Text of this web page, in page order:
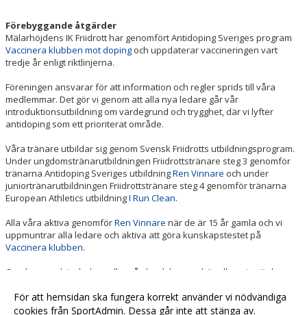
Förebyggande åtgärder
Mälarhöjdens IK Friidrott har genomfört Antidoping Sveriges program
Vaccinera klubben mot doping och uppdaterar vaccineringen vart
tredje år enligt riktlinjerna.
Föreningen ansvarar för att information och regler sprids till våra
medlemmar. Det gör vi genom att alla nya ledare går vår
introduktionsutbildning om värdegrund och trygghet, där vi lyfter
antidoping som ett prioriterat område.
Våra tränare utbildar sig genom Svensk Friidrotts utbildningsprogram.
Under ungdomstränarutbildningen Friidrottstränare steg 3 genomför
tränarna Antidoping Sveriges utbildningRen Vinnare och under
juniortränarutbildningen Friidrottstränare steg 4 genomför tränarna
European Athletics utbildningI Run Clean.
Alla våra aktiva genomförRen Vinnare när de är 15 år gamla och vi
uppmuntrar alla ledare och aktiva att göra kunskapstestet på
Vaccinera klubben.
Om du som aktiv, ledare eller vårdnadshavare hör eller misstänker
föreningenstrygghetsgrupp. Eller tipsa anonymt tillAntidoping Sverige
/ tipsa oss
För att hemsidan ska fungera korrekt använder vi nödvändiga
cookies från SportAdmin. Dessa går inte att stänga av.